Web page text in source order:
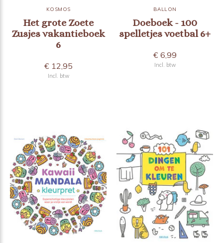
KOSMOS
Het grote Zoete
Zusjes vakantieboek
6
€ 12,95
Incl. btw
BALLON
Doeboek - 100
spelletjes voetbal 6+
€ 6,99
Incl. btw